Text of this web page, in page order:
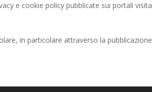
e cookie policy pubblicate sui portali
in particolare attraverso la